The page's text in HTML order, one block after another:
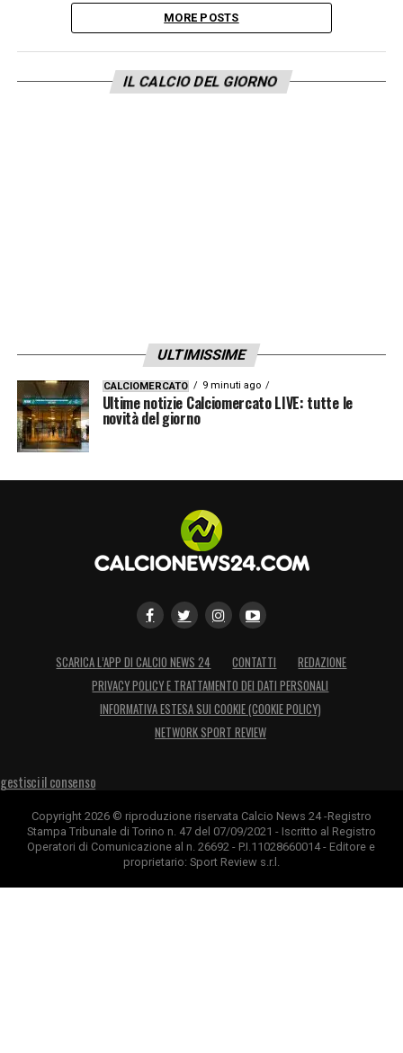
MORE POSTS
IL CALCIO DEL GIORNO
ULTIMISSIME
CALCIOMERCATO 9 minuti ago
Ultime notizie Calciomercato LIVE: tutte le
novità del giorno
SCARICA L’APP DI CALCIO NEWS 24 CONTATTI
REDAZIONE
PRIVACY POLICY E TRATTAMENTO DEI DATI PERSONALI
INFORMATIVA ESTESA SUI COOKIE (COOKIE POLICY)
NETWORK SPORT REVIEW
gestisci il consenso
Copyright 2026 © riproduzione riservata Calcio News 24 -Registro
Stampa Tribunale di Torino n. 47 del 07/09/2021 - Iscritto al Registro
Operatori di Comunicazione al n. 26692 - P.I.11028660014 - Editore e
proprietario: Sport Review s.r.l.